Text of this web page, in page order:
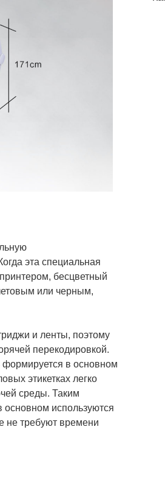
эта специальная
бесцветный
или черным,
и ленты, поэтому
перекодировкой.
формируется в основном
этикетках легко
среды. Таким
основном используются
не требуют времени